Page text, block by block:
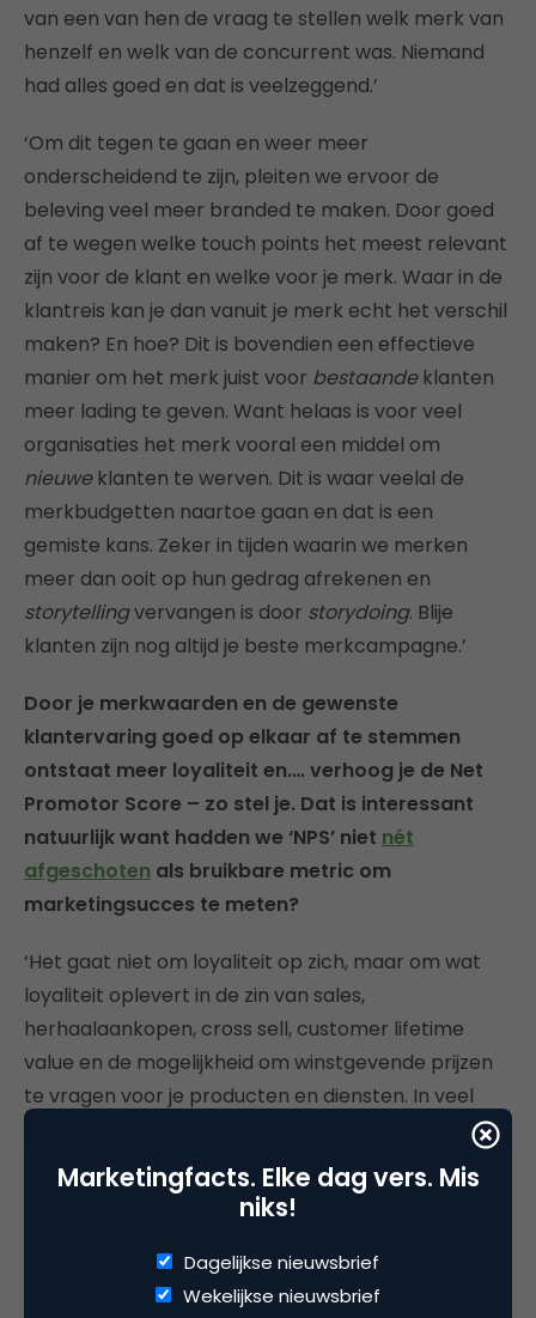
van een van hen de vraag te stellen welk merk van
henzelf en welk van de concurrent was. Niemand
had alles goed en dat is veelzeggend.’
‘Om dit tegen te gaan en weer meer
onderscheidend te zijn, pleiten we ervoor de
beleving veel meer branded te maken. Door goed
af te wegen welke touch points het meest relevant
zijn voor de klant en welke voor je merk. Waar in de
klantreis kan je dan vanuit je merk echt het verschil
maken? En hoe? Dit is bovendien een effectieve
manier om het merk juist voor bestaandeklanten
meer lading te geven. Want helaas is voor veel
organisaties het merk vooral een middel om
nieuweklanten te werven. Dit is waar veelal de
merkbudgetten naartoe gaan en dat is een
gemiste kans. Zeker in tijden waarin we merken
meer dan ooit op hun gedrag afrekenen en
storytellingvervangen is door storydoing. Blije
klanten zijn nog altijd je beste merkcampagne.’
Door je merkwaarden en de gewenste
klantervaring goed op elkaar af te stemmen
ontstaat meer loyaliteit en…. verhoog je de Net
Promotor Score – zo stel je. Dat is interessant
natuurlijk want hadden we ‘NPS’ niet nét
afgeschoten als bruikbare metric om
marketingsucces te meten?
‘Het gaat niet om loyaliteit op zich, maar om wat
loyaliteit oplevert in de zin van sales,
herhaalaankopen, cross sell, customer lifetime
value en de mogelijkheid om winstgevende prijzen
te vragen voor je producten en diensten. In veel
branches is de rek er wel behoorlijk uit en zijn de
marges flinterdun geworden. Het zijn vaak dezelfde
organisaties die zich de laatste jaren gericht
kostenbesparingen, naast het verbeteren van de
kant van hun dienstverlening.
Marketingfacts. Elke dag vers. Mis
niks!
Dagelijkse nieuwsbrief
Wekelijkse nieuwsbrief